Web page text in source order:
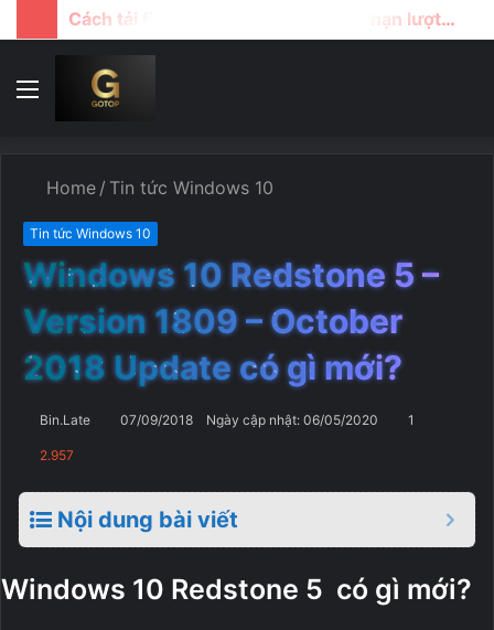
Cách tải file google drive khi bị giới hạn lượt download
Home / Tin tức Windows 10
Tin tức Windows 10
Windows 10 Redstone 5 –
Version 1809 – October
2018 Update có gì mới?
Bin.Late 07/09/2018 Ngày cập nhật: 06/05/2020 1
2.957
Nội dung bài viết
Windows 10 Redstone 5 có gì mới?